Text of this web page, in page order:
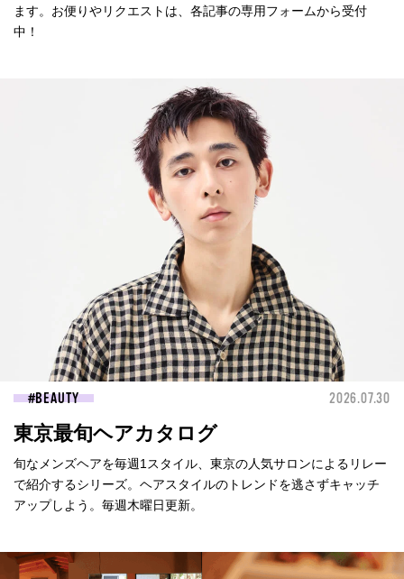
ます。お便りやリクエストは、各記事の専用フォームから受付
中！
BEAUTY 2026.07.30
東京最旬ヘアカタログ
旬なメンズヘアを毎週1スタイル、東京の人気サロンによるリレー
で紹介するシリーズ。ヘアスタイルのトレンドを逃さずキャッチ
アップしよう。毎週木曜日更新。